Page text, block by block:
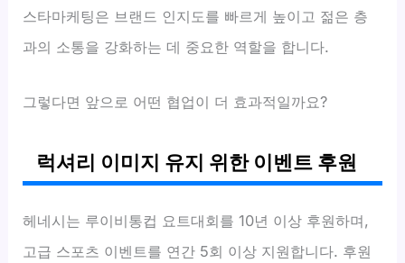
스타마케팅은 브랜드 인지도를 빠르게 높이고 젊은 층
과의 소통을 강화하는 데 중요한 역할을 합니다.
그렇다면 앞으로 어떤 협업이 더 효과적일까요?
럭셔리 이미지 유지 위한 이벤트 후원
헤네시는 루이비통컵 요트대회를 10년 이상 후원하며,
고급 스포츠 이벤트를 연간 5회 이상 지원합니다. 후원